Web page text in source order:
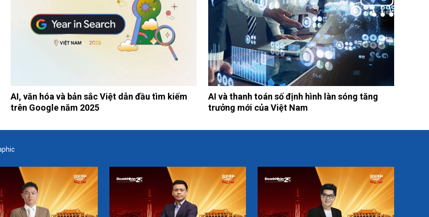
AI, văn hóa và bản sắc Việt dẫn đầu tìm kiếm
trên Google năm 2025
AI và thanh toán số định hình làn sóng tăng
trưởng mới của Việt Nam